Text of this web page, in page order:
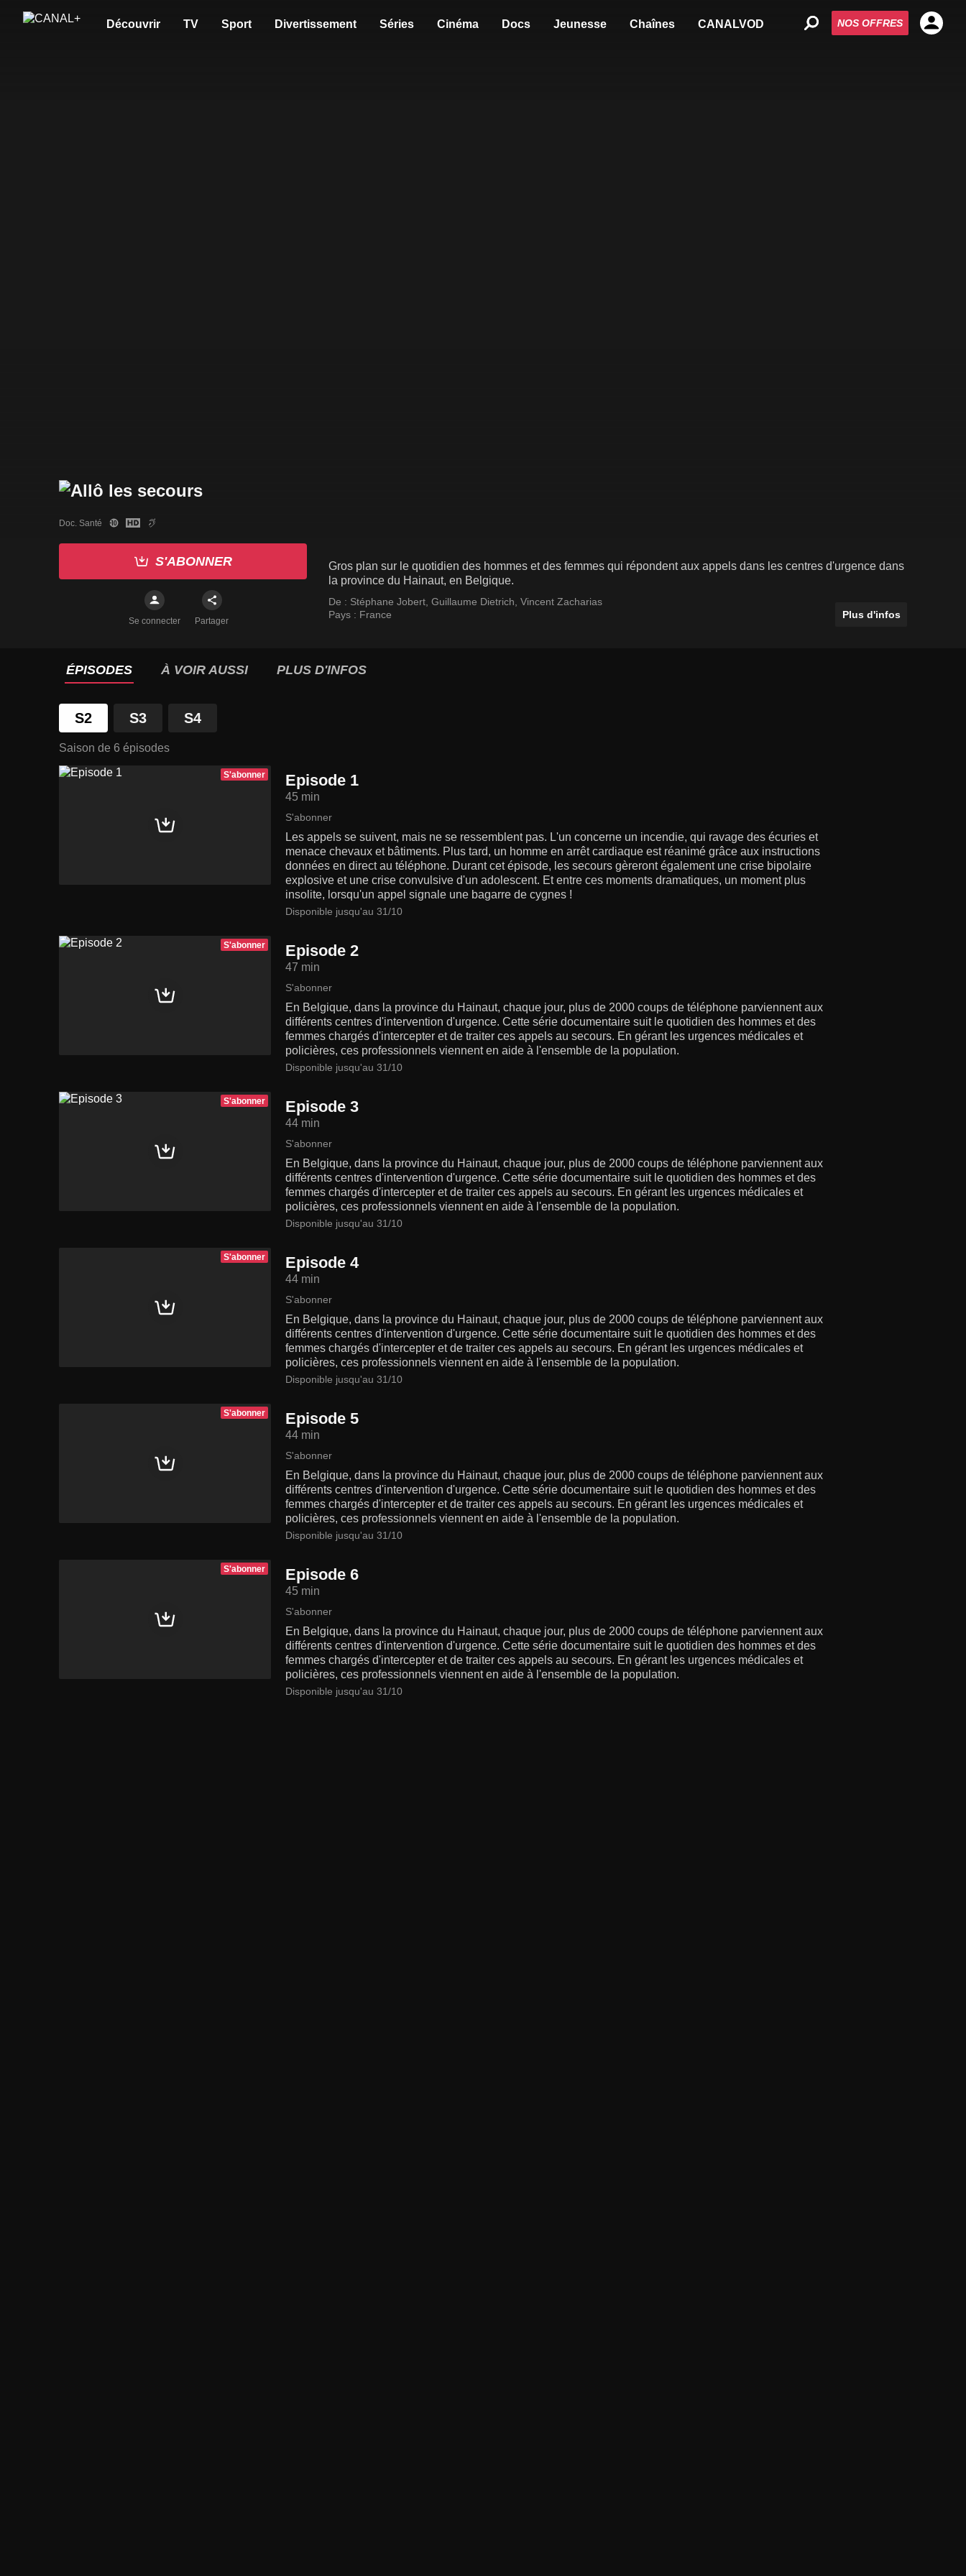
Découvrir TV Sport Divertissement Séries Cinéma Docs Jeunesse Chaînes CANALVOD NOS OFFRES
Doc. Santé
S'ABONNER
Se connecter Partager
Gros plan sur le quotidien des hommes et des femmes qui répondent aux appels dans les centres d'urgence dans
la province du Hainaut, en Belgique.
De : Stéphane Jobert Guillaume Dietrich Vincent Zacharias
Pays : France Plus d'infos
ÉPISODES À VOIR AUSSI PLUS D'INFOS
S2 S3 S4
Saison de 6 épisodes
S'abonner Episode 1
45 min
S'abonner
Les appels se suivent, mais ne se ressemblent pas. L'un concerne un incendie, qui ravage des écuries et
menace chevaux et bâtiments. Plus tard, un homme en arrêt cardiaque est réanimé grâce aux instructions
données en direct au téléphone. Durant cet épisode, les secours gèreront également une crise bipolaire
explosive et une crise convulsive d'un adolescent. Et entre ces moments dramatiques, un moment plus
insolite, lorsqu'un appel signale une bagarre de cygnes !
Disponible jusqu'au 31/10
S'abonner Episode 2
47 min
S'abonner
En Belgique, dans la province du Hainaut, chaque jour, plus de 2000 coups de téléphone parviennent aux
différents centres d'intervention d'urgence. Cette série documentaire suit le quotidien des hommes et des
femmes chargés d'intercepter et de traiter ces appels au secours. En gérant les urgences médicales et
policières, ces professionnels viennent en aide à l'ensemble de la population.
Disponible jusqu'au 31/10
S'abonner Episode 3
44 min
S'abonner
En Belgique, dans la province du Hainaut, chaque jour, plus de 2000 coups de téléphone parviennent aux
différents centres d'intervention d'urgence. Cette série documentaire suit le quotidien des hommes et des
femmes chargés d'intercepter et de traiter ces appels au secours. En gérant les urgences médicales et
policières, ces professionnels viennent en aide à l'ensemble de la population.
Disponible jusqu'au 31/10
S'abonner Episode 4
44 min
S'abonner
En Belgique, dans la province du Hainaut, chaque jour, plus de 2000 coups de téléphone parviennent aux
différents centres d'intervention d'urgence. Cette série documentaire suit le quotidien des hommes et des
femmes chargés d'intercepter et de traiter ces appels au secours. En gérant les urgences médicales et
policières, ces professionnels viennent en aide à l'ensemble de la population.
Disponible jusqu'au 31/10
S'abonner Episode 5
44 min
S'abonner
En Belgique, dans la province du Hainaut, chaque jour, plus de 2000 coups de téléphone parviennent aux
différents centres d'intervention d'urgence. Cette série documentaire suit le quotidien des hommes et des
femmes chargés d'intercepter et de traiter ces appels au secours. En gérant les urgences médicales et
policières, ces professionnels viennent en aide à l'ensemble de la population.
Disponible jusqu'au 31/10
S'abonner Episode 6
45 min
S'abonner
En Belgique, dans la province du Hainaut, chaque jour, plus de 2000 coups de téléphone parviennent aux
différents centres d'intervention d'urgence. Cette série documentaire suit le quotidien des hommes et des
femmes chargés d'intercepter et de traiter ces appels au secours. En gérant les urgences médicales et
policières, ces professionnels viennent en aide à l'ensemble de la population.
Disponible jusqu'au 31/10